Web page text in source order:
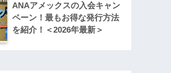
ANAアメックスの入会キャン
ペーン！最もお得な発行方法
を紹介！＜2026年最新＞